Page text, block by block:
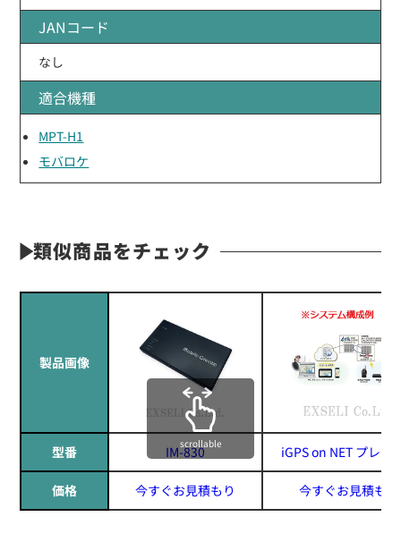
JANコード
なし
適合機種
MPT-H1
モバロケ
類似商品をチェック
製品画像
型番 IM-830 iGPS on NET プレミ
価格 今すぐお見積もり 今すぐお見積もり
scrollable